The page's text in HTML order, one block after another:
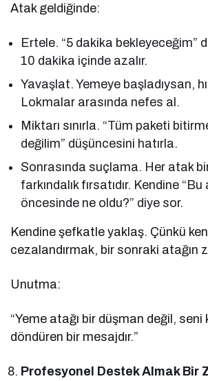
Atak geldiğinde:
Ertele. “5 dakika bekleyeceğim”
10 dakika içinde azalır.
Yavaşlat. Yemeye başladıysan,
Lokmalar arasında nefes al.
Miktarı sınırla. “Tüm paketi
değilim” düşüncesini hatırla.
Sonrasında suçlama. Her atak
farkındalık fırsatıdır. Kendine “Bu
öncesinde ne oldu?” diye sor.
Kendine şefkatle yaklaş. Çünkü
cezalandırmak, bir sonraki atağın
Unutma:
“Yeme atağı bir düşman değil, seni
döndüren bir mesajdır.”
Profesyonel Destek Almak Bir